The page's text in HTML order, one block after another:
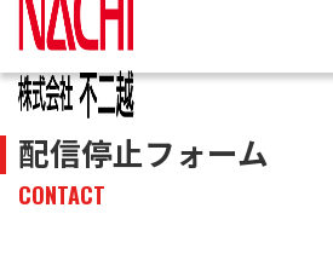
配信停止フォーム
CONTACT